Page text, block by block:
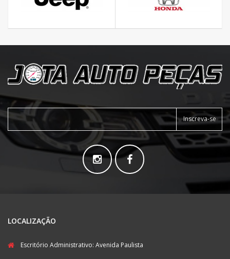
Inscreva-se
LOCALIZAÇÃO
Escritório Administrativo: Avenida Paulista